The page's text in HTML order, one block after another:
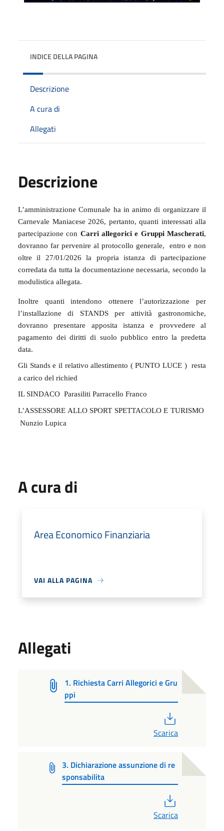
INDICE DELLA PAGINA
Descrizione
A cura di
Allegati
Descrizione
L’amministrazione Comunale ha in animo di organizzare il
Carnevale Maniacese 2026, pertanto, quanti interessati alla
partecipazione con Carri allegorici e Gruppi Mascherati,
dovranno far pervenire al protocollo generale,
entro e non
oltre il 27/01/2026 la propria istanza di partecipazione
corredata da tutta la documentazione necessaria, secondo la
modulistica allegata.
Inoltre quanti intendono ottenere l’autorizzazione per
l’installazione di STANDS per attività gastronomiche,
dovranno presentare apposita istanza e provvedere al
pagamento dei diritti di suolo pubblico entro la predetta
data.
Gli Stands e il relativo allestimento ( PUNTO LUCE ) resta
a carico del richied
IL SINDACO Parasiliti Parracello Franco
L’ASSESSORE ALLO SPORT SPETTACOLO E TURISMO
Nunzio Lupica
A cura di
Area Economico Finanziaria
VAI ALLA PAGINA
Allegati
1. Richiesta Carri Allegorici e Gru
ppi
Scarica
3. Dichiarazione assunzione di re
sponsabilita
Scarica